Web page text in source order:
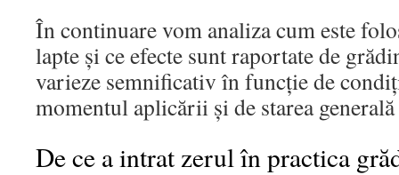
În continuare vom analiza cum este
lapte și ce efecte sunt raportate de
varieze semnificativ în funcție de
momentul aplicării și de starea
De ce a intrat zerul în practica